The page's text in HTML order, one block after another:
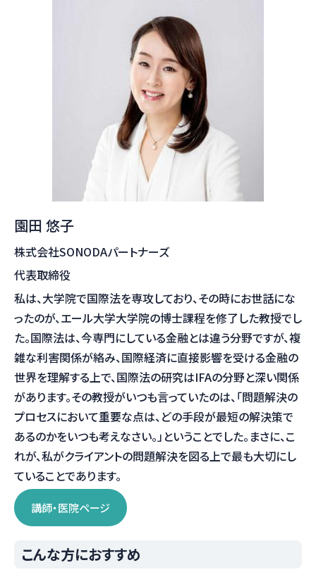
園田 悠子
株式会社SONODAパートナーズ
代表取締役
私は、大学院で国際法を専攻しており、その時にお世話にな
ったのが、エール大学大学院の博士課程を修了した教授でし
た。国際法は、今専門にしている金融とは違う分野ですが、複
雑な利害関係が絡み、国際経済に直接影響を受ける金融の
世界を理解する上で、国際法の研究はIFAの分野と深い関係
があります。その教授がいつも言っていたのは、「問題解決の
プロセスにおいて重要な点は、どの手段が最短の解決策で
あるのかをいつも考えなさい。」ということでした。まさに、こ
れが、私がクライアントの問題解決を図る上で最も大切にし
ていることであります。
講師・医院ページ
こんな方におすすめ